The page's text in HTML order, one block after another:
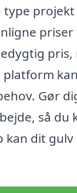
type
pris,
platform
Gør
så du
dit gulv